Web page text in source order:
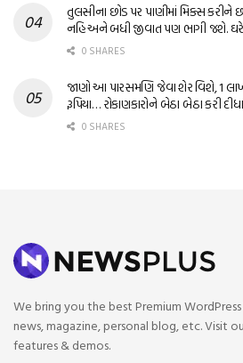
તુલસીના છોડ પર પાણીમાં મિક્સ
નહિ અને બધી જીવાત પણ ભાગી જશે.
0 SHARES
જાણો આ પારસમણિ જેવા શેર વિશે, 1
રૂપિયા… રોકાણકારોને બેઠા બેઠા કરી
0 SHARES
We bring you the best Premium
news, magazine, personal blog, etc. Visit
features & demos.